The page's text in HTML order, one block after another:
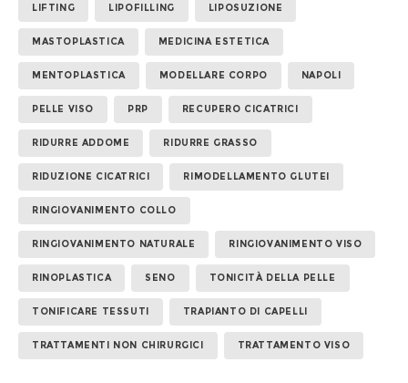
LIFTING LIPOFILLING LIPOSUZIONE
MASTOPLASTICA MEDICINA ESTETICA
MENTOPLASTICA MODELLARE CORPO NAPOLI
PELLE VISO PRP RECUPERO CICATRICI
RIDURRE ADDOME RIDURRE GRASSO
RIDUZIONE CICATRICI RIMODELLAMENTO GLUTEI
RINGIOVANIMENTO COLLO
RINGIOVANIMENTO NATURALE RINGIOVANIMENTO VISO
RINOPLASTICA SENO TONICITÀ DELLA PELLE
TONIFICARE TESSUTI TRAPIANTO DI CAPELLI
TRATTAMENTI NON CHIRURGICI TRATTAMENTO VISO